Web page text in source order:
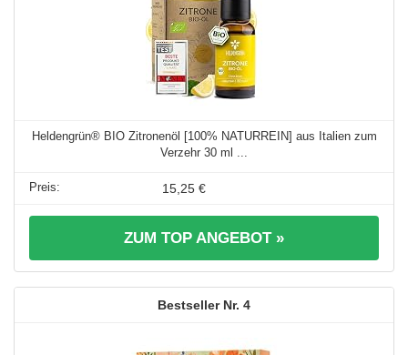
Heldengrün® BIO Zitronenöl [100% NATURREIN] aus Italien zum
Verzehr 30 ml ...
15,25 €
ZUM TOP ANGEBOT »
4